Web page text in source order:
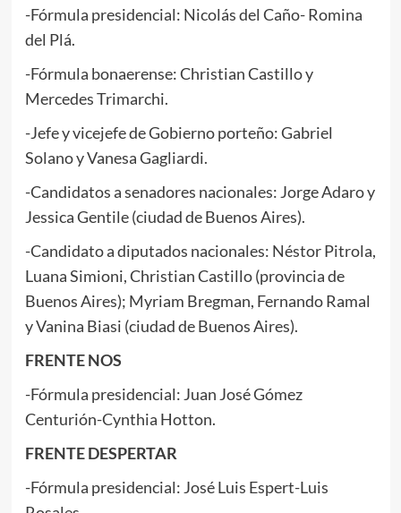
-Fórmula presidencial: Nicolás del Caño- Romina
del Plá.
-Fórmula bonaerense: Christian Castillo y
Mercedes Trimarchi.
-Jefe y vicejefe de Gobierno porteño: Gabriel
Solano y Vanesa Gagliardi.
-Candidatos a senadores nacionales: Jorge Adaro y
Jessica Gentile (ciudad de Buenos Aires).
-Candidato a diputados nacionales: Néstor Pitrola,
Luana Simioni, Christian Castillo (provincia de
Buenos Aires); Myriam Bregman, Fernando Ramal
y Vanina Biasi (ciudad de Buenos Aires).
FRENTE NOS
-Fórmula presidencial: Juan José Gómez
Centurión-Cynthia Hotton.
FRENTE DESPERTAR
-Fórmula presidencial: José Luis Espert-Luis